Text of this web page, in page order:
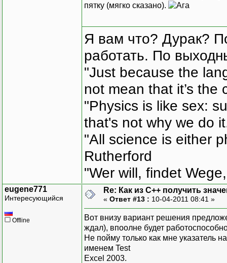
пятку (мягко сказано).
Я вам что? Дурак?
работать. По
"Just because the
not mean that it’s the
"Physics is like sex:
that's not why we do
"All science is either
Rutherford
"Wer will, findet
eugene771
Интересующийся
Offline
Re: Как из С++ получить
« Ответ #13 : 10-04-2011 08:41 »
Вот внизу вариант решения
ждал), впоолне будет
Не пойму только как мне указатель
именем Test
Excel 2003.